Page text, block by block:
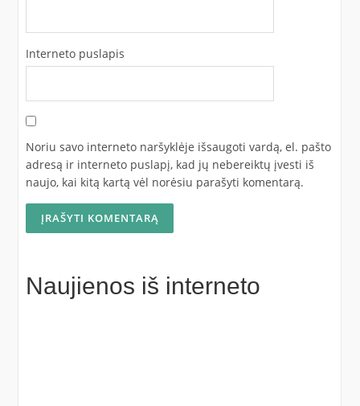
Interneto puslapis
Noriu savo interneto naršyklėje išsaugoti vardą, el. pašto
adresą ir interneto puslapį, kad jų nebereiktų įvesti iš
naujo, kai kitą kartą vėl norėsiu parašyti komentarą.
Naujienos iš interneto